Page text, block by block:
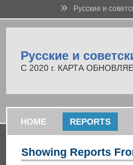
» Русские и
Русские и
С 2020 г. КАРТА
HOME REPORTS
Showing Reports